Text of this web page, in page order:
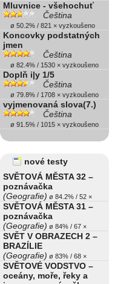
Mluvnice - všehochuť
Čeština
ø 50.2% / 821 × vyzkoušeno
Koncovky podstatných
jmen
Čeština
ø 82.4% / 1530 × vyzkoušeno
Doplň i|y 1/5
Čeština
ø 79.8% / 1708 × vyzkoušeno
vyjmenovaná slova(7.)
Čeština
ø 91.5% / 1015 × vyzkoušeno
nové testy
SVĚTOVÁ MĚSTA 32 –
poznávačka
(Geografie) ø 84.2% / 52 ×
SVĚTOVÁ MĚSTA 31 –
poznávačka
(Geografie) ø 84% / 67 ×
SVĚT V OBRAZECH 2 –
BRAZÍLIE
(Geografie) ø 83% / 68 ×
SVĚTOVÉ VODSTVO –
oceány, moře, řeky a